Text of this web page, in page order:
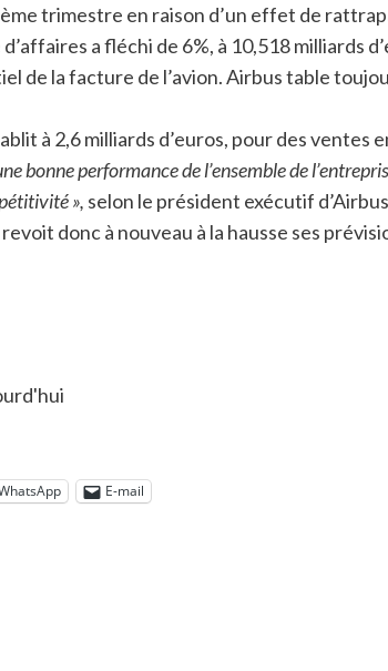
trimestre en raison d’un effet de
a fléchi de 6%, à 10,518 milliards
de la facture de l’avion. Airbus table
à 2,6 milliards d’euros, pour des ventes
bonne performance de l’ensemble de
», selon le président exécutif
donc à nouveau à la hausse ses
E-mail